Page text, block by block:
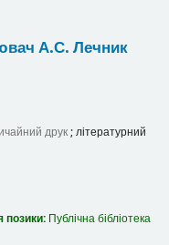
А.С. Лечник
друк; літературний
позики: Публічна бібліотека